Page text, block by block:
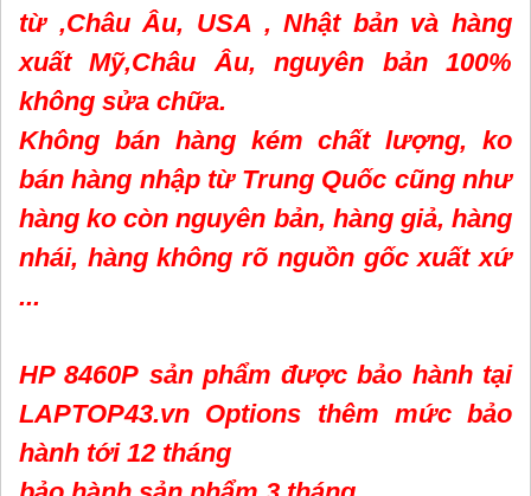
từ ,Châu Âu, USA , Nhật bản và hàng
xuất Mỹ,Châu Âu, nguyên bản 100%
không sửa chữa.
Không bán hàng kém chất lượng, ko
bán hàng nhập từ Trung Quốc cũng như
hàng ko còn nguyên bản, hàng giả, hàng
nhái, hàng không rõ nguồn gốc xuất xứ
...
HP 8460P sản phẩm được bảo hành tại
LAPTOP43.vn Options thêm mức bảo
hành tới 12 tháng